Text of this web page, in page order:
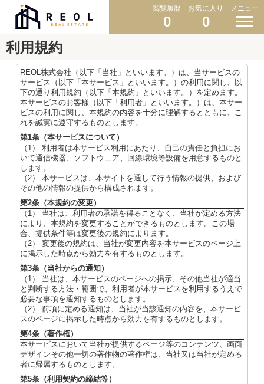
閲覧履歴
0
お気に入り
0
メニュー
利用規約
REOL株式会社（以下「当社」といいます。）は、当サービスの
サービス（以下「本サービス」といいます。）の利用に関し、以
下の通り利用規約（以下「本規約」といいます。）を定めます。
本サービスのお客様（以下「利用者」といいます。）は、本サー
ビスの利用に関し、本規約の内容を十分に理解するとともに、こ
れを誠実に遵守するものとします。
第1条（本サービスについて）
（1） 利用者は本サービス利用にあたり、自己の責任と負担にお
いて通信機器、ソフトウェア、回線環境等設備を用意するものと
します。
（2） 本サービスは、本サイトを通して行う情報の提供、および
その他の情報の提供から構成されます。
第2条（本規約の変更）
（1） 当社は、利用者の承諾を得ることなく、当社が定める方法
により、本規約を変更することができるものとします。この場
合、提供条件等は変更後の規約によります。
（2） 変更後の規約は、当社が変更内容を本サービスのページ上
に掲示した時点から効力を有するものとします。
第3条（当社からの通知）
（1） 当社は、本サービスのページへの掲示、その他当社が適当
と判断する方法・範囲で、利用者が本サービスを利用するうえで
必要な事項を通知するものとします。
（2） 前項に定める通知は、当社が当該通知の内容を、本サービ
スのページに掲示した時点から効力を有するものとします。
第4条（著作権）
本サービスにおいて当社が提供するページ等のコンテンツ、画面
デザインその他一切の著作物の著作権は、当社又は当社が定める
者に帰属するものとします。
第5条（利用契約の締結等）